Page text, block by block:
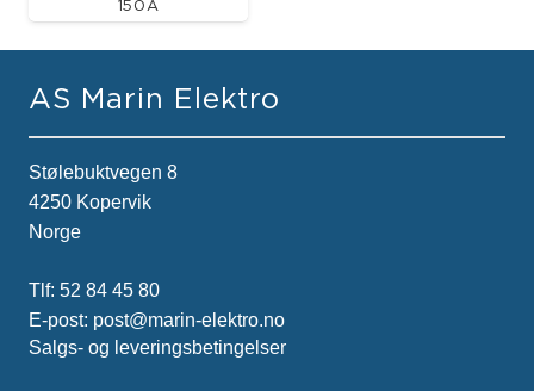
150A
AS Marin Elektro
Stølebuktvegen 8
4250 Kopervik
Norge
Tlf: 52 84 45 80
E-post: post@marin-elektro.no
Salgs- og leveringsbetingelser